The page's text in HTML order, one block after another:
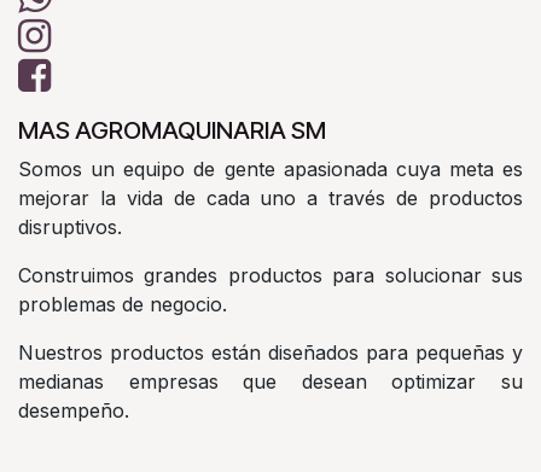
MAS AGROMAQUINARIA SM
Somos un equipo de gente apasionada cuya meta es
mejorar la vida de cada uno a través de productos
disruptivos.
Construimos grandes productos para solucionar sus
problemas de negocio.
Nuestros productos están diseñados para pequeñas y
medianas empresas que desean optimizar su
desempeño.